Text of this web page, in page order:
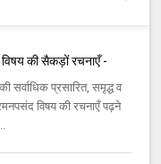
की सैकड़ों रचनाएँ -
सर्वाधिक प्रसारित, समृद्ध व
विषय की रचनाएँ पढ़ने